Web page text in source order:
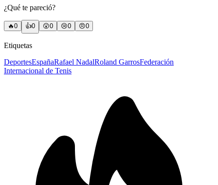
¿Qué te pareció?
🔥0 👍0 😲0 😢0 😠0
Etiquetas
DeportesEspañaRafael NadalRoland GarrosFederación
Internacional de Tenis